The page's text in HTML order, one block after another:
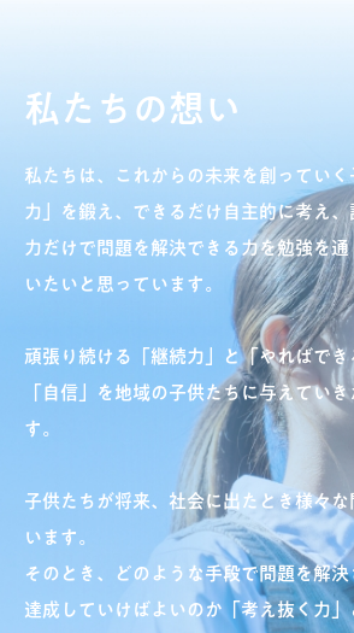
私たちの想い
私たちは、これからの未来を創ってい
力」を鍛え、できるだけ自主的に考え
力だけで問題を解決できる力を勉強を
いたいと思っています。
頑張り続ける「継続力」と「やればで
「自信」を地域の子供たちに与えてい
す。
子供たちが将来、社会に出たとき様々
います。
そのとき、どのような手段で問題を解
達成していけばよいのか「考え抜く力